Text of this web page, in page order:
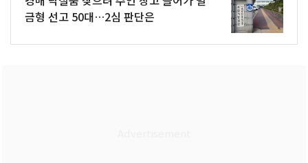
금형 선고 50대…2심 판단은